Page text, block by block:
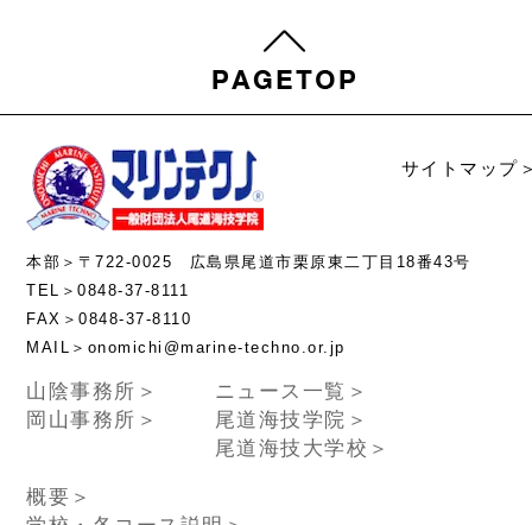
サイトマップ
本部＞〒722-0025 広島県尾道市栗原東二丁目18番43号
TEL＞0848-37-8111
FAX＞0848-37-8110
MAIL＞onomichi@marine-techno.or.jp
山陰事務所＞
岡山事務所＞
ニュース一覧＞
尾道海技学院＞
尾道海技大学校＞
概要＞